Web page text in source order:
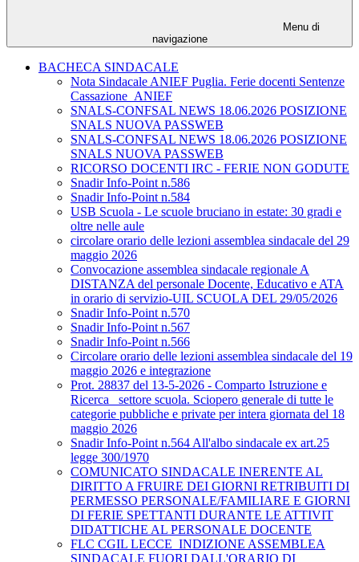
Menu di
navigazione
BACHECA SINDACALE
Nota Sindacale ANIEF Puglia. Ferie docenti Sentenze
Cassazione_ANIEF
SNALS-CONFSAL NEWS 18.06.2026 POSIZIONE
SNALS NUOVA PASSWEB
SNALS-CONFSAL NEWS 18.06.2026 POSIZIONE
SNALS NUOVA PASSWEB
RICORSO DOCENTI IRC - FERIE NON GODUTE
Snadir Info-Point n.586
Snadir Info-Point n.584
USB Scuola - Le scuole bruciano in estate: 30 gradi e
oltre nelle aule
circolare orario delle lezioni assemblea sindacale del 29
maggio 2026
Convocazione assemblea sindacale regionale A
DISTANZA del personale Docente, Educativo e ATA
in orario di servizio-UIL SCUOLA DEL 29/05/2026
Snadir Info-Point n.570
Snadir Info-Point n.567
Snadir Info-Point n.566
Circolare orario delle lezioni assemblea sindacale del 19
maggio 2026 e integrazione
Prot. 28837 del 13-5-2026 - Comparto Istruzione e
Ricerca_ settore scuola. Sciopero generale di tutte le
categorie pubbliche e private per intera giornata del 18
maggio 2026
Snadir Info-Point n.564 All'albo sindacale ex art.25
legge 300/1970
COMUNICATO SINDACALE INERENTE AL
DIRITTO A FRUIRE DEI GIORNI RETRIBUITI DI
PERMESSO PERSONALE/FAMILIARE E GIORNI
DI FERIE SPETTANTI DURANTE LE ATTIVIT
DIDATTICHE AL PERSONALE DOCENTE
FLC CGIL LECCE_INDIZIONE ASSEMBLEA
SINDACALE FUORI DALL'ORARIO DI